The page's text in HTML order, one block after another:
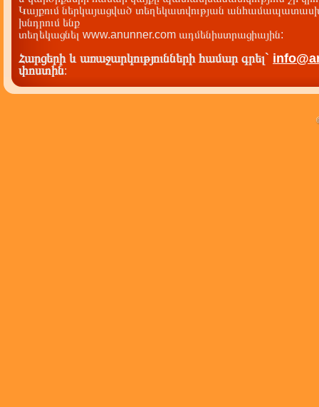
Կայքում ներկայացված տեղեկատվության
խնդրում ենք
տեղեկացնել www.anunner.com ադմենիստրացիային:
Հարցերի և առաջարկությունների համար գրել`
փոստին: